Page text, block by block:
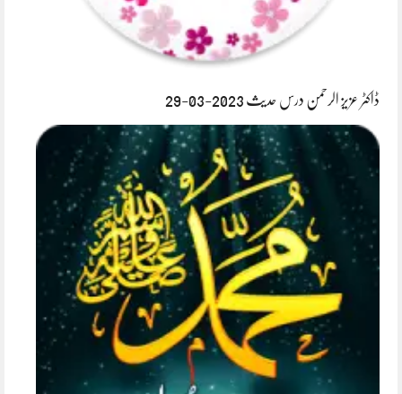
ڈاکٹر عزیز الرحمن درس حدیث 2023-03-29